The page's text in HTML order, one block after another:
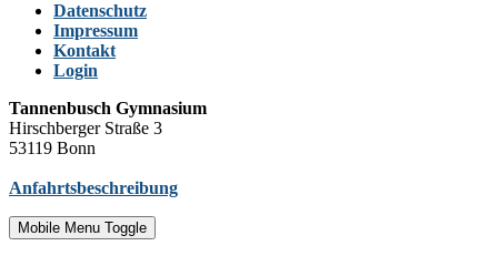
Datenschutz
Impressum
Kontakt
Login
Tannenbusch Gymnasium
Hirschberger Straße 3
53119 Bonn
Anfahrtsbeschreibung
Mobile Menu Toggle